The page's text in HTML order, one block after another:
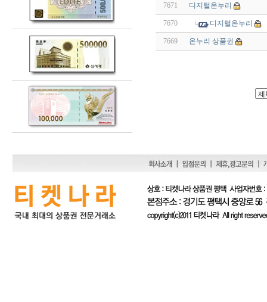
7671 디지털온누리
7670 디지털온누리
7669 온누리 상품권